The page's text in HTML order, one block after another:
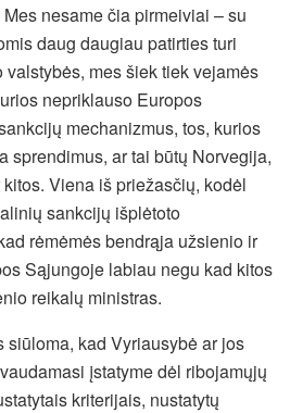
nesame čia pirmeiviai – su
daug daugiau patirties turi
mes šiek tiek vejamės
nepriklauso Europos
mechanizmus, tos, kurios
sprendimus, ar tai būtų Norvegija,
Viena iš priežasčių, kodėl
sankcijų išplėtoto
rėmėmės bendrąja užsienio ir
Sąjungoje labiau negu kad kitos
reikalų ministras.
siūloma, kad Vyriausybė ar jos
įstatyme dėl ribojamųjų
kriterijais, nustatytų